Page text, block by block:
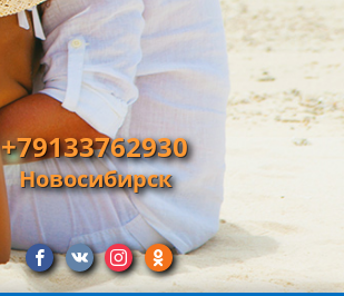
+79133762930
Новосибирск